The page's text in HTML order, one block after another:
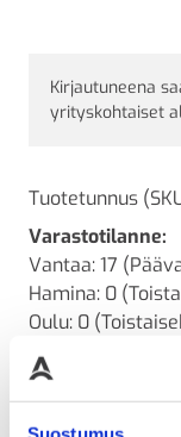
Kirjautuneena
yrityskohtaiset
Tuotetunnus
Varastotilanne:
Vantaa: 17
Hamina: 0
Oulu: 0
Lähetettävissä: